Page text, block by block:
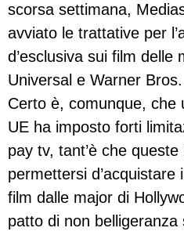
scorsa settimana,
avviato le trattative per
d’esclusiva sui film delle
Universal e Warner
Certo è, comunque, che
UE ha imposto forti
pay tv, tant’è che
permettersi
film dalle major di
patto di non